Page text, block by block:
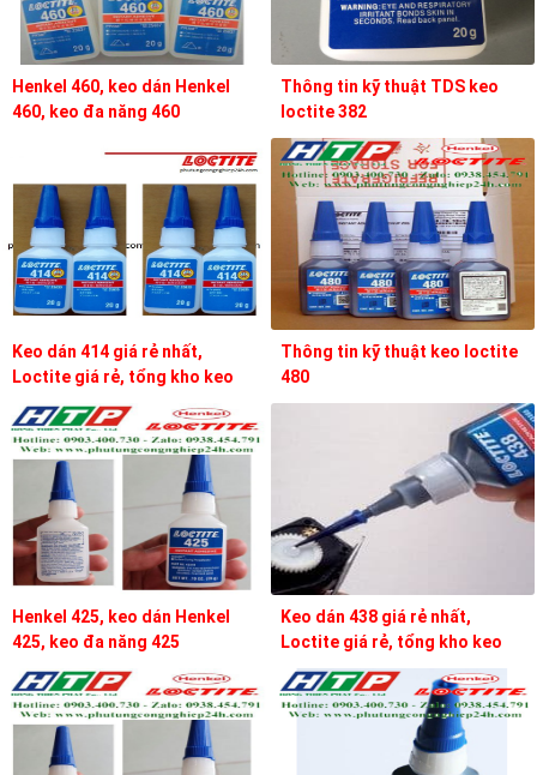
Henkel 460, keo dán Henkel
460, keo đa năng 460
Thông tin kỹ thuật TDS keo
loctite 382
Keo dán 414 giá rẻ nhất,
Loctite giá rẻ, tổng kho keo
loctite
Thông tin kỹ thuật keo loctite
480
Henkel 425, keo dán Henkel
425, keo đa năng 425
Keo dán 438 giá rẻ nhất,
Loctite giá rẻ, tổng kho keo
loctite